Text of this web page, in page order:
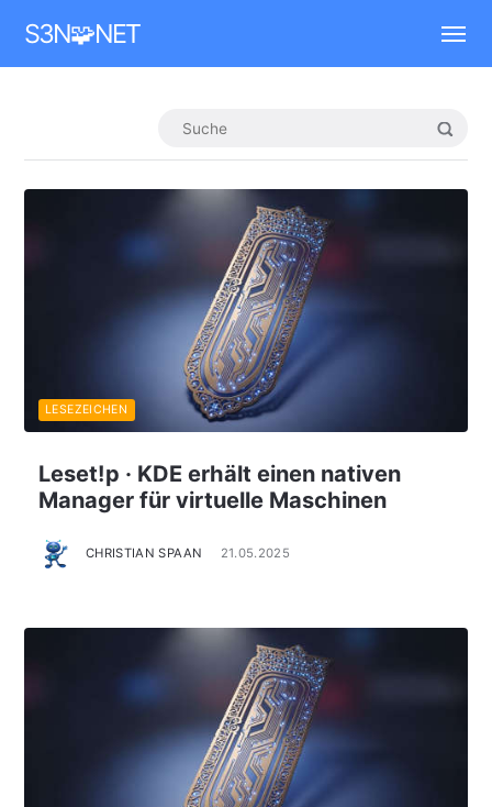
S3N🧩NET
Leset!p · KDE erhält einen nativen
Manager für virtuelle Maschinen
CHRISTIAN SPAAN 21.05.2025
LESEZEICHEN